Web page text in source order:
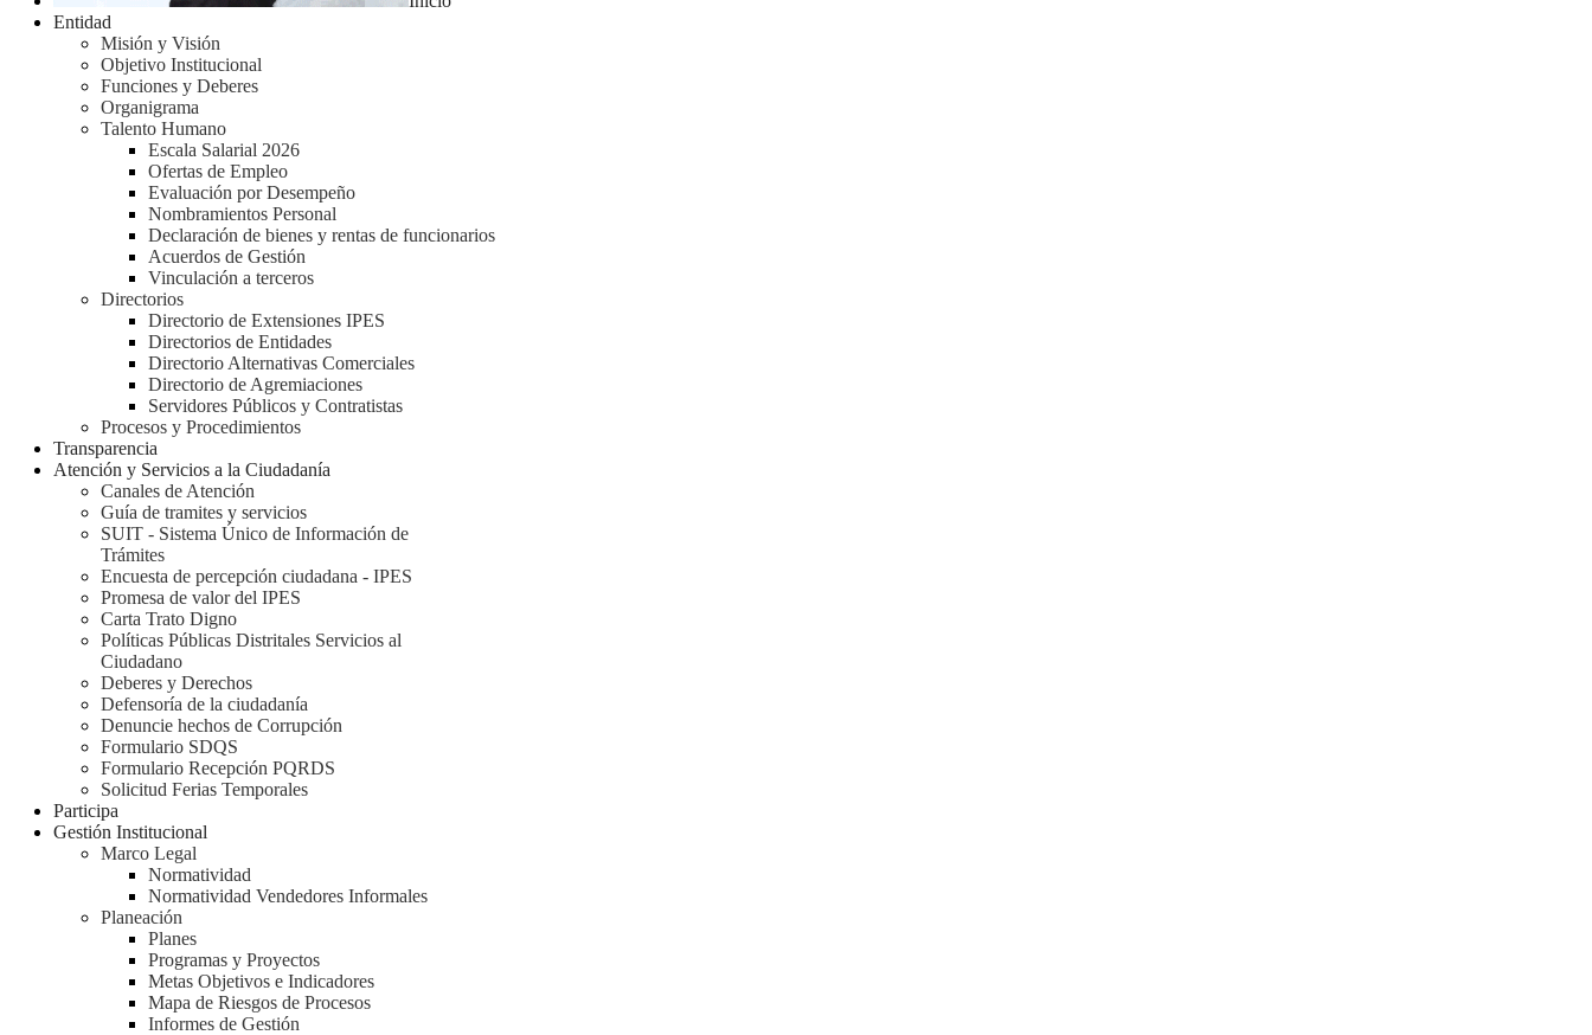
Entidad
Misión y Visión
Objetivo Institucional
Funciones y Deberes
Organigrama
Talento Humano
Escala Salarial 2026
Ofertas de Empleo
Evaluación por Desempeño
Nombramientos Personal
Declaración de bienes y rentas de funcionarios
Acuerdos de Gestión
Vinculación a terceros
Directorios
Directorio de Extensiones IPES
Directorios de Entidades
Directorio Alternativas Comerciales
Directorio de Agremiaciones
Servidores Públicos y Contratistas
Procesos y Procedimientos
Transparencia
Atención y Servicios a la Ciudadanía
Canales de Atención
Guía de tramites y servicios
SUIT - Sistema Único de Información de
Trámites
Encuesta de percepción ciudadana - IPES
Promesa de valor del IPES
Carta Trato Digno
Políticas Públicas Distritales Servicios al
Ciudadano
Deberes y Derechos
Defensoría de la ciudadanía
Denuncie hechos de Corrupción
Formulario SDQS
Formulario Recepción PQRDS
Solicitud Ferias Temporales
Participa
Gestión Institucional
Marco Legal
Normatividad
Normatividad Vendedores Informales
Planeación
Planes
Programas y Proyectos
Metas Objetivos e Indicadores
Mapa de Riesgos de Procesos
Informes de Gestión